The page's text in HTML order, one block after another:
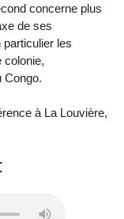
concerne plus
de ses
particulier les
colonie,
Congo.
à La Louvière,